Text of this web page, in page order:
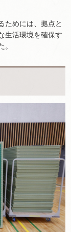
ためには、拠点と
生活環境を確保す